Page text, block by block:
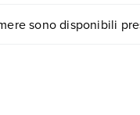
partire.
sono disponibili